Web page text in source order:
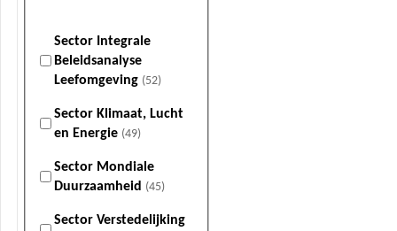
Sector Integrale
Beleidsanalyse
Leefomgeving (52)
Sector Klimaat, Lucht
en Energie (49)
Sector Mondiale
Duurzaamheid (45)
Sector Verstedelijking